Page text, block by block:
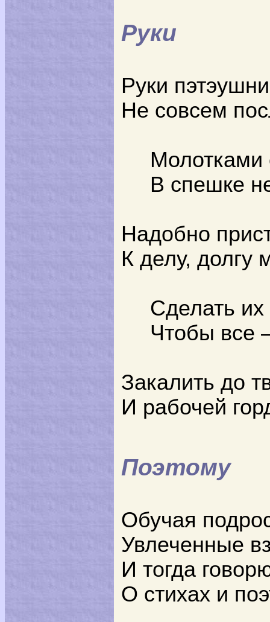
Руки
Руки
Не совсем
Молотками
В спешке
Надобно
К делу, долгу
Сделать
Чтобы все
Закалить до
И рабочей
Поэтому
Обучая
Увлеченные
И тогда
О стихах и